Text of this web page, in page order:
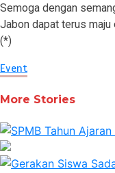
Semoga dengan
Jabon dapat terus maju
(*)
Event
More Stories